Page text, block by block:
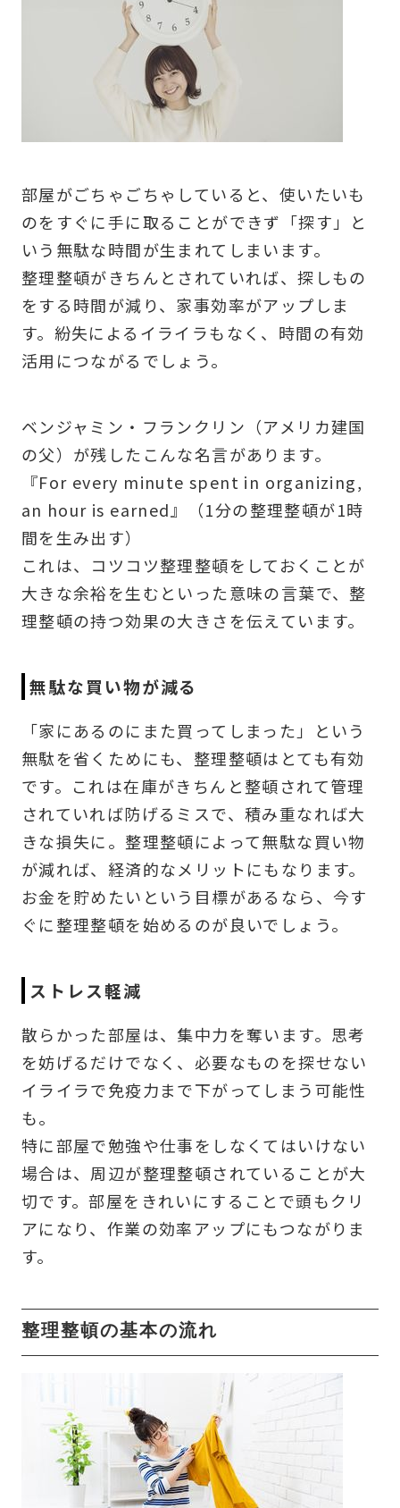
部屋がごちゃごちゃしていると、使いたいも
のをすぐに手に取ることができず「探す」と
いう無駄な時間が生まれてしまいます。
整理整頓がきちんとされていれば、探しもの
をする時間が減り、家事効率がアップしま
す。紛失によるイライラもなく、時間の有効
活用につながるでしょう。
ベンジャミン・フランクリン（アメリカ建国
の父）が残したこんな名言があります。
『For every minute spent in organizing,
an hour is earned』（1分の整理整頓が1時
間を生み出す）
これは、コツコツ整理整頓をしておくことが
大きな余裕を生むといった意味の言葉で、整
理整頓の持つ効果の大きさを伝えています。
無駄な買い物が減る
「家にあるのにまた買ってしまった」という
無駄を省くためにも、整理整頓はとても有効
です。これは在庫がきちんと整頓されて管理
されていれば防げるミスで、積み重なれば大
きな損失に。整理整頓によって無駄な買い物
が減れば、経済的なメリットにもなります。
お金を貯めたいという目標があるなら、今す
ぐに整理整頓を始めるのが良いでしょう。
ストレス軽減
散らかった部屋は、集中力を奪います。思考
を妨げるだけでなく、必要なものを探せない
イライラで免疫力まで下がってしまう可能性
も。
特に部屋で勉強や仕事をしなくてはいけない
場合は、周辺が整理整頓されていることが大
切です。部屋をきれいにすることで頭もクリ
アになり、作業の効率アップにもつながりま
す。
整理整頓の基本の流れ